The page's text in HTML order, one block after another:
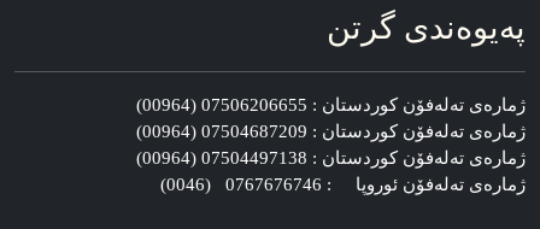
په‌یوه‌ندی گرتن
ژماره‌ی ته‌له‌فۆن کوردستان : 07506206655 (00964)
ژماره‌ی ته‌له‌فۆن کوردستان : 07504687209 (00964)
ژماره‌ی ته‌له‌فۆن کوردستان : 07504497138 (00964)
ژماره‌ی ته‌له‌فۆن ئوروپا : 0767676746 (0046)